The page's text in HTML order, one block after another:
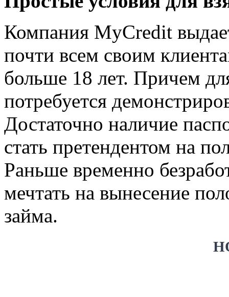
Компания MyCredit
почти всем своим
больше 18 лет. Причем
потребуется
Достаточно наличие
стать претендентом на
Раньше временно
мечтать на вынесение
займа.